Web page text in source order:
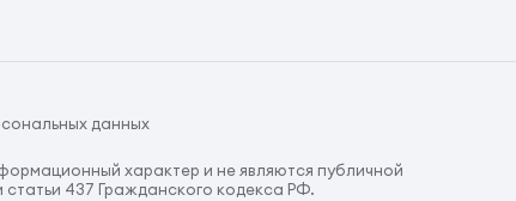
данных
характер и не являются публичной
437 Гражданского кодекса РФ.